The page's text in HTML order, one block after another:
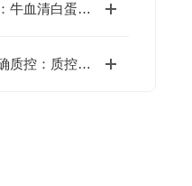
优化实验条件：牛血清白蛋白在生物实验中的关键作用
科学配比，准确质控：质控品基质液在生物标志物检测中的优化策略